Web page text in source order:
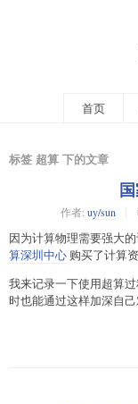
首页
标签 超算 下的文章
作者: uy/sun
因为计算物理需要强大
算深圳中心 购买了计算资
我来记录一下使用超算
时也能通过这样加深自己